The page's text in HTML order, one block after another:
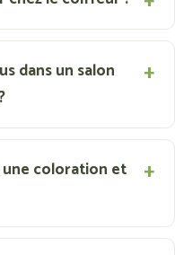
dans un salon
coloration et